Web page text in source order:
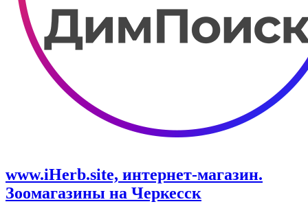
www.iHerb.site, интернет-магазин.
Зоомагазины на Черкесск